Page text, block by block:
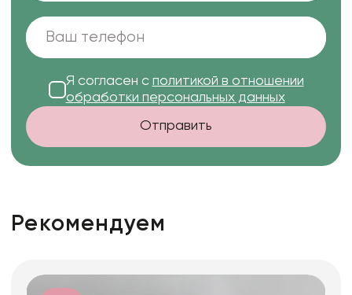
Я согласен с политикой в отношении
обработки персональных данных
Отправить
Рекомендуем